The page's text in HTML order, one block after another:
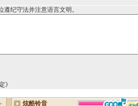
纪守法并注意语言文明。
》